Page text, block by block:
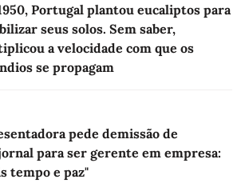
Portugal plantou eucaliptos para
seus solos. Sem saber,
a velocidade com que os
se propagam
pede demissão de
para ser gerente em empresa:
tempo e paz"